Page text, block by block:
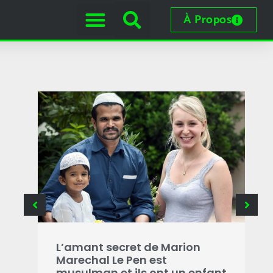
À Propos
L’amant secret de Marion
Marechal Le Pen est